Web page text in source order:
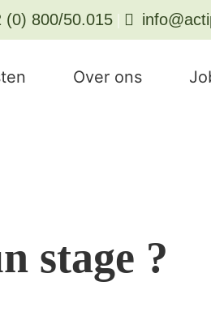
(0) 800/50.015
Over ons
stage ?